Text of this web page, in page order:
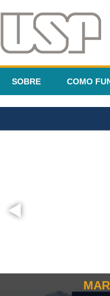
SOBRE COMO